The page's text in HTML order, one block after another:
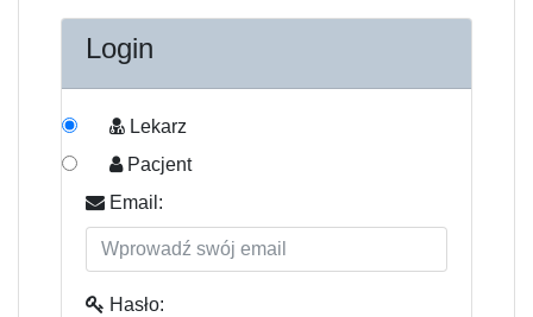
Login
Lekarz
Pacjent
Email:
Hasło: